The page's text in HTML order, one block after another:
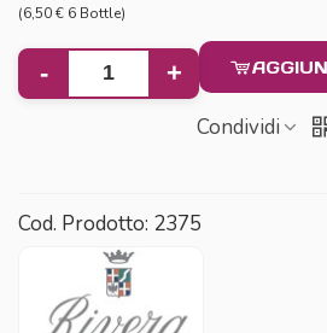
(6,50 € 6 Bottle)
- +
Condividi
Cod. Prodotto: 2375